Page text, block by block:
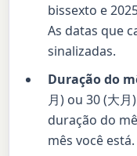
bissexto e
As datas que
sinalizadas.
Duração do
月) ou 30 (大
duração do
mês você está.